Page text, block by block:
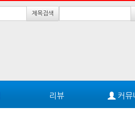
제목검색
리뷰 커뮤